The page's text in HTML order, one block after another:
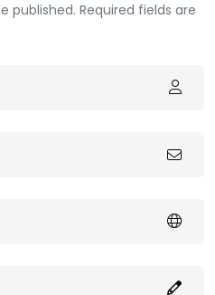
published. Required fields are